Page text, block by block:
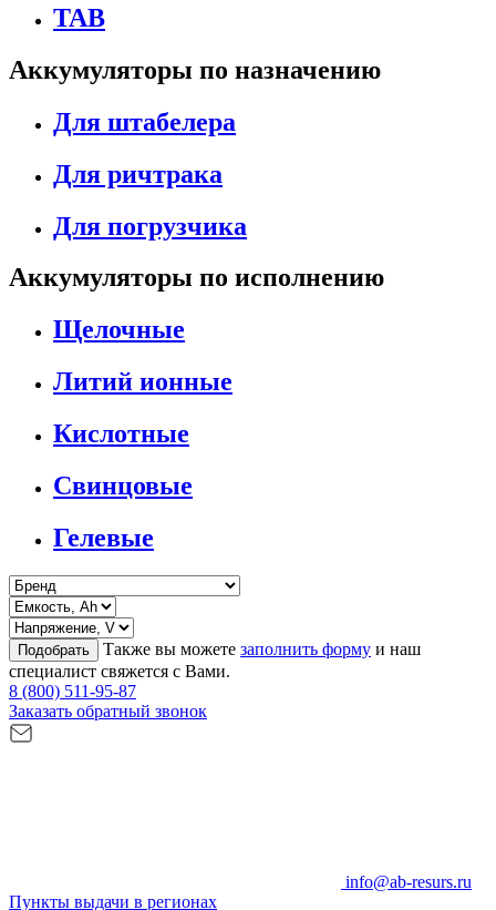
TAB
Аккумуляторы по назначению
Для штабелера
Для ричтрака
Для погрузчика
Аккумуляторы по исполнению
Щелочные
Литий ионные
Кислотные
Свинцовые
Гелевые
Подобрать Также вы можете заполнить форму и наш
специалист свяжется с Вами.
8 (800) 511-95-87
Заказать обратный звонок
info@ab-resurs.ru
Пункты выдачи в регионах